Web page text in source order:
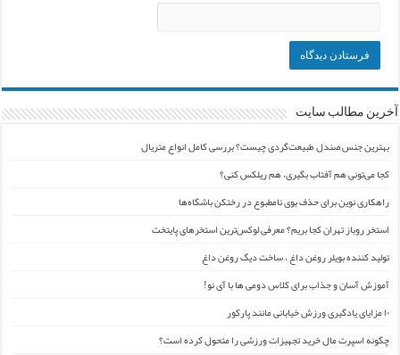
آخرین مطالب سایت
بهترین جنس صندل طبیعت‌گردی چیست؟ بررسی کامل انواع متریال
کجا می‌تونی هم آفتاب بگیری، هم ریلکس کنی؟
راهکاری نوین برای حذف بوی نامطبوع در رختکن باشگاه‌ها
استخر روباز تهران کجا بریم؟ معرفی لوکس‌ترین استخرهای پایتخت
تولید کننده بویلر روغن داغ ، ساخت دیگ روغن داغ
آموزش آسان و جذاب برای کلاس دومی ها با آی نو!
۱۰ مزایای یادگیری ورزش خیابانی مانند پارکور
چگونه اسپرت مال خرید تجهیزات ورزشی را متحول کرده است؟